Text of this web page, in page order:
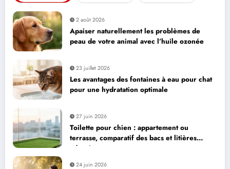
2 août 2026
Apaiser naturellement les problèmes de
peau de votre animal avec l’huile ozonée
23 juillet 2026
Les avantages des fontaines à eau pour chat
pour une hydratation optimale
27 juin 2026
Toilette pour chien : appartement ou
terrasse, comparatif des bacs et litières
adaptés
24 juin 2026